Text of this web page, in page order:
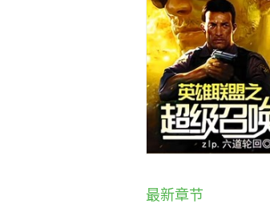
最新章节